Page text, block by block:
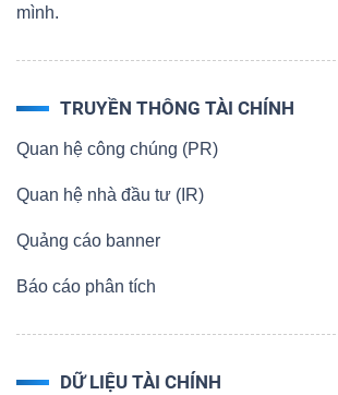
mình.
TRUYỀN THÔNG TÀI CHÍNH
Quan hệ công chúng (PR)
Quan hệ nhà đầu tư (IR)
Quảng cáo banner
Báo cáo phân tích
DỮ LIỆU TÀI CHÍNH